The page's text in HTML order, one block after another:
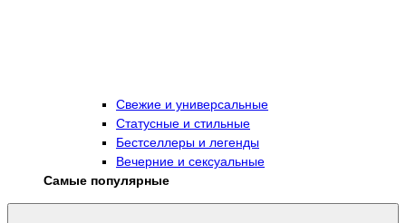
Свежие и универсальные
Статусные и стильные
Бестселлеры и легенды
Вечерние и сексуальные
Самые популярные